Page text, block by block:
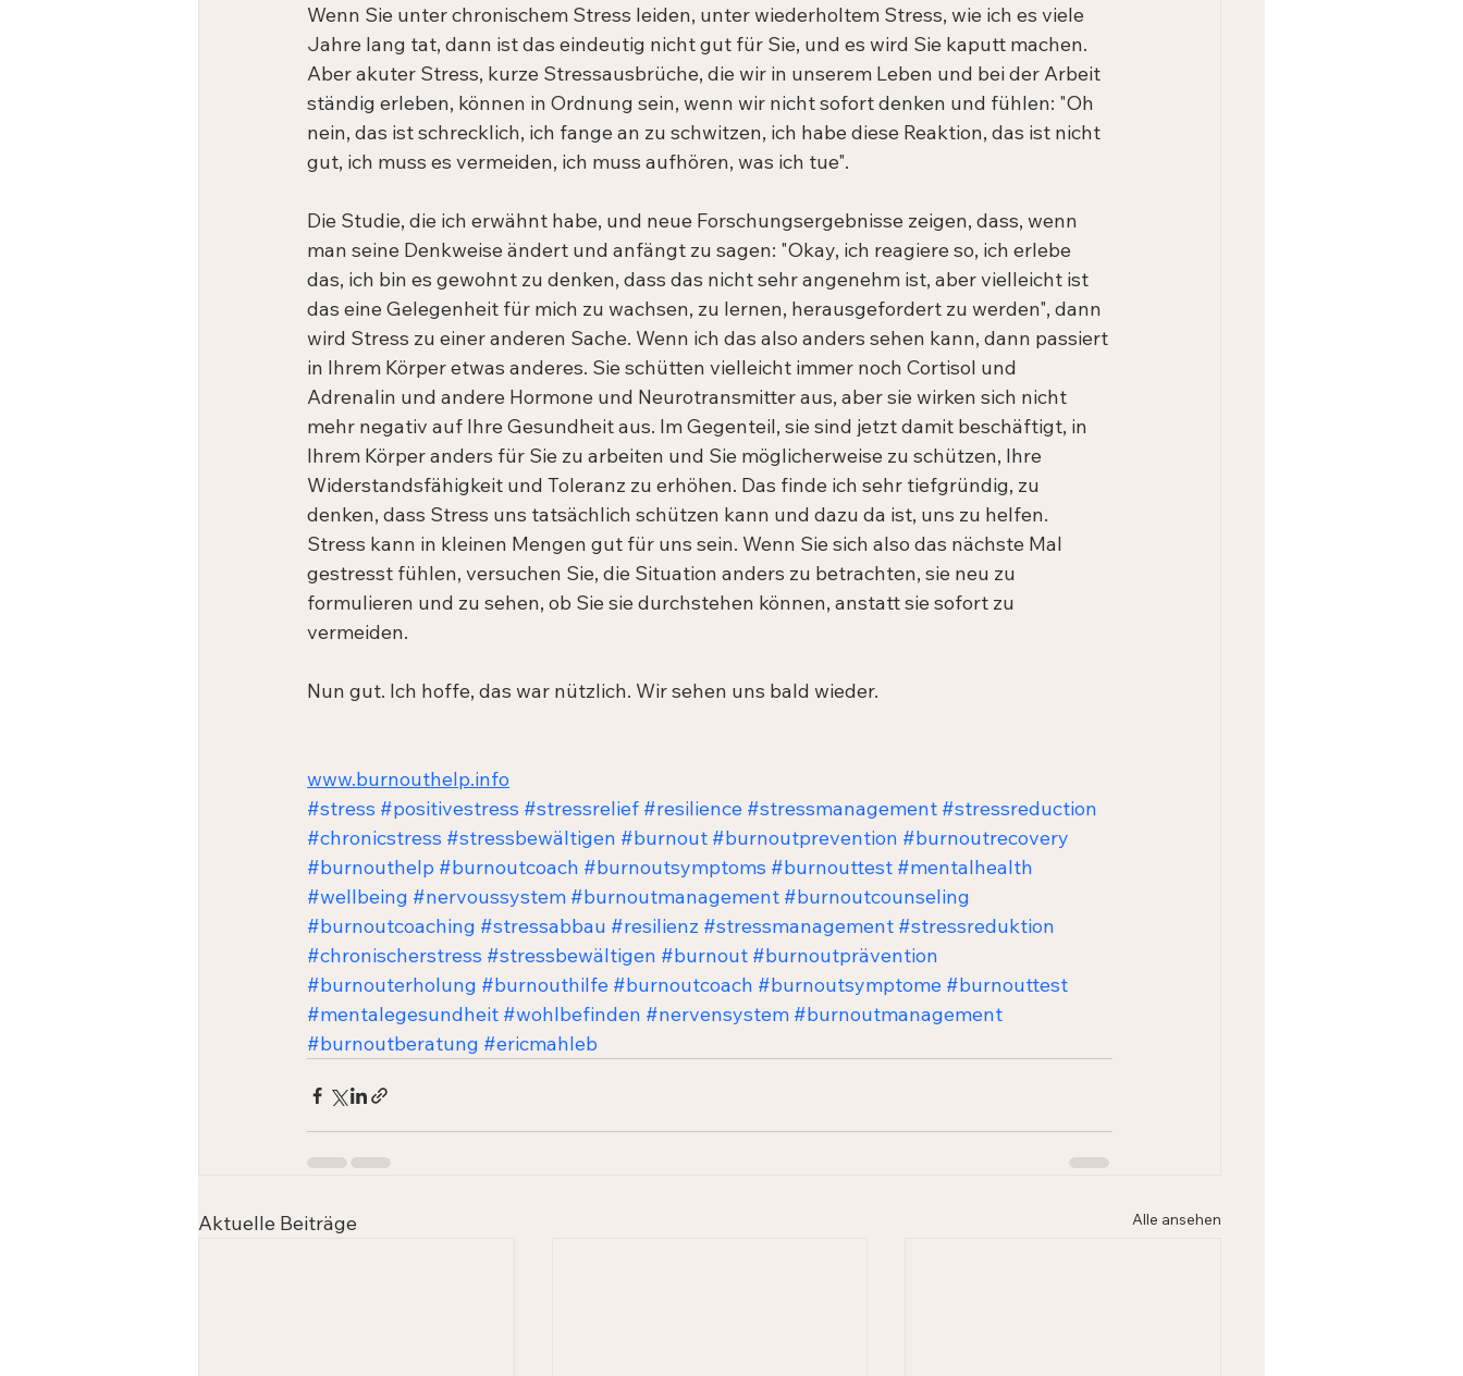
Wenn Sie unter chronischem Stress leiden, unter wiederholtem Stress, wie ich es viele
Jahre lang tat, dann ist das eindeutig nicht gut für Sie, und es wird Sie kaputt machen.
Aber akuter Stress, kurze Stressausbrüche, die wir in unserem Leben und bei der Arbeit
ständig erleben, können in Ordnung sein, wenn wir nicht sofort denken und fühlen: "Oh
nein, das ist schrecklich, ich fange an zu schwitzen, ich habe diese Reaktion, das ist nicht
gut, ich muss es vermeiden, ich muss aufhören, was ich tue".
Die Studie, die ich erwähnt habe, und neue Forschungsergebnisse zeigen, dass, wenn
man seine Denkweise ändert und anfängt zu sagen: "Okay, ich reagiere so, ich erlebe
das, ich bin es gewohnt zu denken, dass das nicht sehr angenehm ist, aber vielleicht ist
das eine Gelegenheit für mich zu wachsen, zu lernen, herausgefordert zu werden", dann
wird Stress zu einer anderen Sache. Wenn ich das also anders sehen kann, dann passiert
in Ihrem Körper etwas anderes. Sie schütten vielleicht immer noch Cortisol und
Adrenalin und andere Hormone und Neurotransmitter aus, aber sie wirken sich nicht
mehr negativ auf Ihre Gesundheit aus. Im Gegenteil, sie sind jetzt damit beschäftigt, in
Ihrem Körper anders für Sie zu arbeiten und Sie möglicherweise zu schützen, Ihre
Widerstandsfähigkeit und Toleranz zu erhöhen. Das finde ich sehr tiefgründig, zu
denken, dass Stress uns tatsächlich schützen kann und dazu da ist, uns zu helfen.
Stress kann in kleinen Mengen gut für uns sein. Wenn Sie sich also das nächste Mal
gestresst fühlen, versuchen Sie, die Situation anders zu betrachten, sie neu zu
formulieren und zu sehen, ob Sie sie durchstehen können, anstatt sie sofort zu
vermeiden.
Nun gut. Ich hoffe, das war nützlich. Wir sehen uns bald wieder.
www.burnouthelp.info
#stress #positivestress #stressrelief #resilience #stressmanagement #stressreduction
#chronicstress #stressbewältigen #burnout #burnoutprevention #burnoutrecovery
#burnouthelp #burnoutcoach #burnoutsymptoms #burnouttest #mentalhealth
#wellbeing #nervoussystem #burnoutmanagement #burnoutcounseling
#burnoutcoaching #stressabbau #resilienz #stressmanagement #stressreduktion
#chronischerstress #stressbewältigen #burnout #burnoutprävention
#burnouterholung #burnouthilfe #burnoutcoach #burnoutsymptome #burnouttest
#mentalegesundheit #wohlbefinden #nervensystem #burnoutmanagement
#burnoutberatung #ericmahleb
Aktuelle Beiträge Alle ansehen